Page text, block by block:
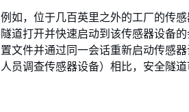
例如，位于几百英里之外的工厂的传
隧道打开并快速启动到该传感器设备
置文件并通过同一会话重新启动传感
人员调查传感器设备）相比，安全隧